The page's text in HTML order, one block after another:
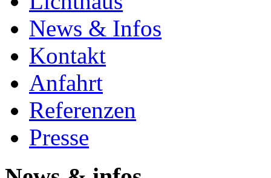
News & Infos
Kontakt
Anfahrt
Referenzen
Presse